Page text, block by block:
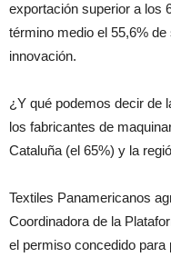
exportación superior a los
término medio el 55,6%
innovación.
¿Y qué podemos decir de
los fabricantes de
Cataluña (el 65%) y la
Textiles Panamericanos
Coordinadora de la
el permiso concedido para